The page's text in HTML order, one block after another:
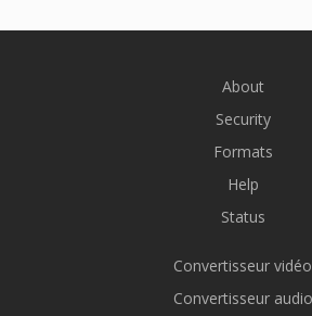
About
Security
Formats
Help
Status
Convertisseur vidéo
Convertisseur audio